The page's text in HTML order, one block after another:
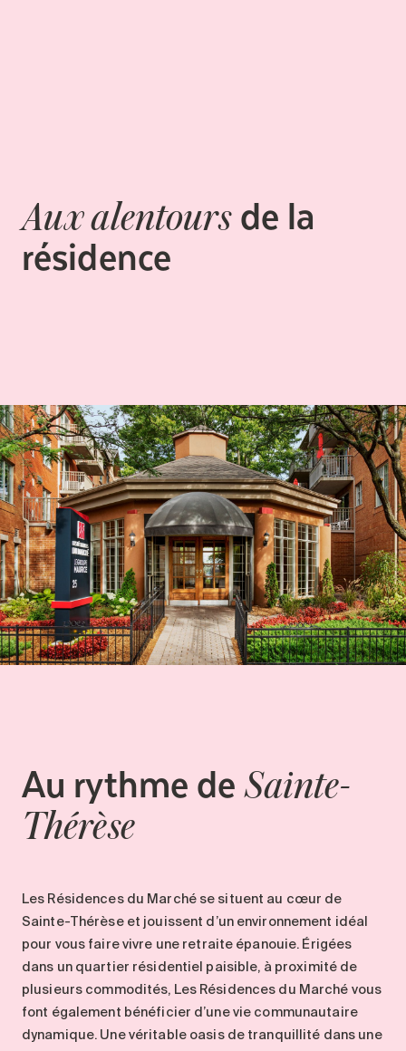
Aux alentoursde la
résidence
Au rythme deSainte-
Thérèse
Les Résidences du Marchése situent au cœur de
Sainte-Thérèseet jouissent d’un environnement idéal
pour vous fairevivre une retraite épanouie. Érigées
dans un quartier résidentiel paisible, à proximité de
plusieurs commodités, Les Résidences du Marché vous
font également bénéficier d ’une vie communautaire
dynamique. Une véritable oasis de tranquillité dans une